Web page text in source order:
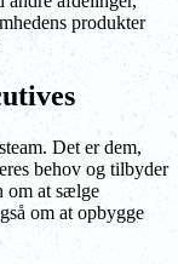
produkter
Det er dem,
behov og tilbyder
om at sælge
om at opbygge